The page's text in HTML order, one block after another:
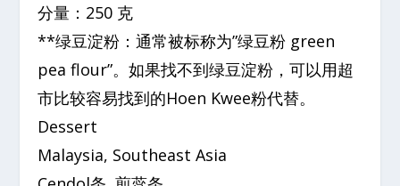
分量：250 克
**绿豆淀粉：通常被标称为”绿豆粉 green
pea flour”。如果找不到绿豆淀粉，可以用超
市比较容易找到的Hoen Kwee粉代替。
Dessert
Malaysia, Southeast Asia